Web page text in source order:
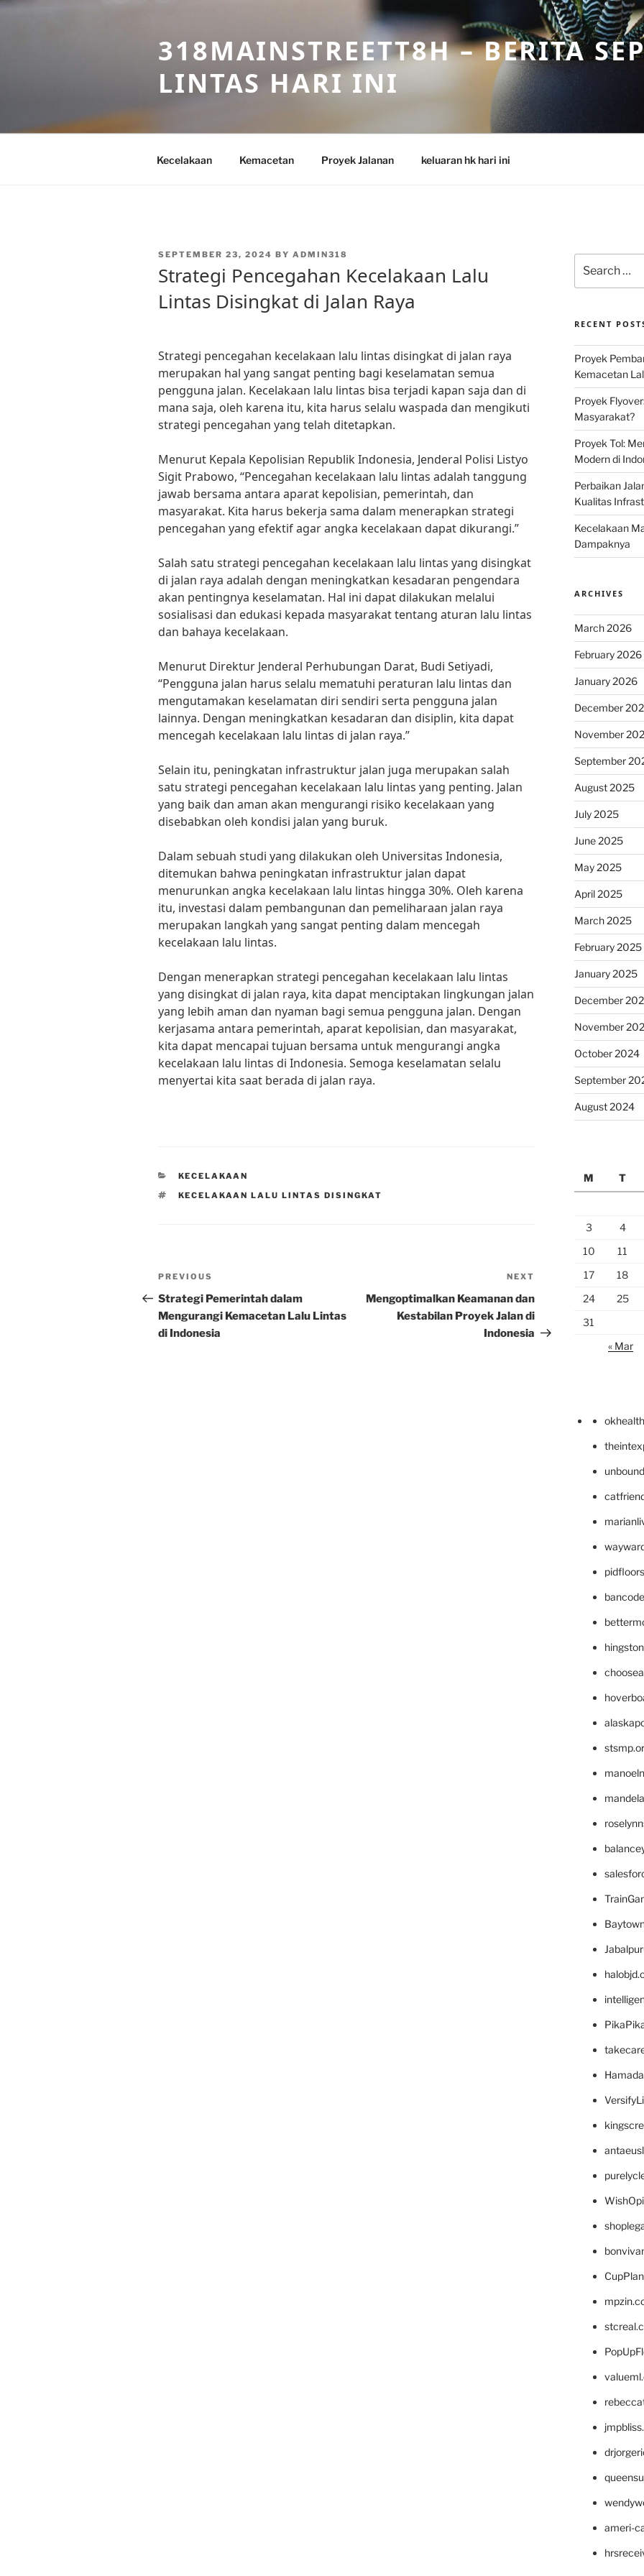
Skip
318MAINSTREETT8H – BERITA
LINTAS HARI INI
Kecelakaan Kemacetan Proyek Jalanan keluaran hk hari ini
POSTED
SEPTEMBER 23, 2024 BY ADMIN318
Strategi Pencegahan Kecelakaan Lalu
Lintas Disingkat di Jalan Raya
Strategi pencegahan kecelakaan lalu lintas disingkat di jalan raya
merupakan hal yang sangat penting bagi keselamatan semua
pengguna jalan. Kecelakaan lalu lintas bisa terjadi kapan saja dan di
mana saja, oleh karena itu, kita harus selalu waspada dan mengikuti
strategi pencegahan yang telah ditetapkan.
Menurut Kepala Kepolisian Republik Indonesia, Jenderal Polisi Listyo
Sigit Prabowo, “Pencegahan kecelakaan lalu lintas adalah tanggung
jawab bersama antara aparat kepolisian, pemerintah, dan
masyarakat. Kita harus bekerja sama dalam menerapkan strategi
pencegahan yang efektif agar angka kecelakaan dapat dikurangi.”
Salah satu strategi pencegahan kecelakaan lalu lintas yang disingkat
di jalan raya adalah dengan meningkatkan kesadaran pengendara
akan pentingnya keselamatan. Hal ini dapat dilakukan melalui
sosialisasi dan edukasi kepada masyarakat tentang aturan lalu lintas
dan bahaya kecelakaan.
Menurut Direktur Jenderal Perhubungan Darat, Budi Setiyadi,
“Pengguna jalan harus selalu mematuhi peraturan lalu lintas dan
mengutamakan keselamatan diri sendiri serta pengguna jalan
lainnya. Dengan meningkatkan kesadaran dan disiplin, kita dapat
mencegah kecelakaan lalu lintas di jalan raya.”
Selain itu, peningkatan infrastruktur jalan juga merupakan salah
satu strategi pencegahan kecelakaan lalu lintas yang penting. Jalan
yang baik dan aman akan mengurangi risiko kecelakaan yang
disebabkan oleh kondisi jalan yang buruk.
Dalam sebuah studi yang dilakukan oleh Universitas Indonesia,
ditemukan bahwa peningkatan infrastruktur jalan dapat
menurunkan angka kecelakaan lalu lintas hingga 30%. Oleh karena
itu, investasi dalam pembangunan dan pemeliharaan jalan raya
merupakan langkah yang sangat penting dalam mencegah
kecelakaan lalu lintas.
Dengan menerapkan strategi pencegahan kecelakaan lalu lintas
yang disingkat di jalan raya, kita dapat menciptakan lingkungan jalan
yang lebih aman dan nyaman bagi semua pengguna jalan. Dengan
kerjasama antara pemerintah, aparat kepolisian, dan masyarakat,
kita dapat mencapai tujuan bersama untuk mengurangi angka
kecelakaan lalu lintas di Indonesia. Semoga keselamatan selalu
menyertai kita saat berada di jalan raya.
CATEGORIES
KECELAKAAN
TAGS
KECELAKAAN LALU LINTAS DISINGKAT
Post
navigation
Previous
Post
PREVIOUS
Strategi Pemerintah dalam
Mengurangi Kemacetan Lalu Lintas
di Indonesia
Post
NEXT
Mengoptimalkan Keamanan dan
Kestabilan Proyek Jalan di
Indonesia
for:
RECENT
Proyek
Kemacetan
Proyek
Masyarakat?
Proyek Tol:
Modern di
Perbaikan
Kualitas
Kecelakaan
Dampaknya
ARCHIVES
March 2026
February 2026
January 2026
December
November
September
August 2025
July 2025
June 2025
May 2025
April 2025
March 2025
February 2025
January 2025
December
November
October 2024
September
August 2024
M
T
3
4
10
11
17
18
24
25
31
« Mar
ameri-